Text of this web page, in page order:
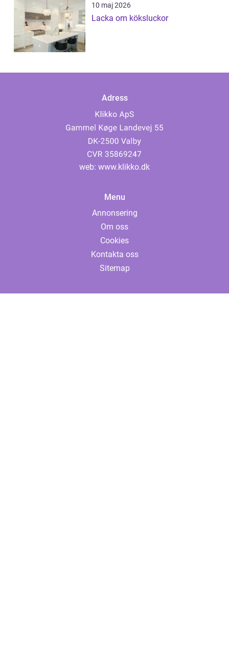
10 maj 2026
Lacka om köksluckor
Adress
web: www.klikko.dk
Menu
Annonsering
Om oss
Cookies
Kontakta oss
Sitemap